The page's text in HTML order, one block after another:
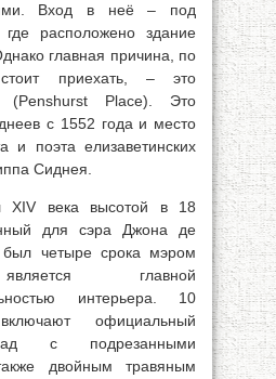
Вход в неё – под
расположено здание
главная причина, по
приехать, – это
(Penshurst Place). Это
с 1552 года и место
и поэта елизаветинских
Сиднея.
XIV века высотой в 18
для сэра Джона де
был четыре срока мэром
главной
интерьера. 10
официальный
с подрезанными
двойным травяным